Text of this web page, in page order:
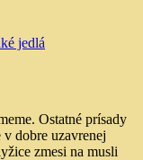
jedlá
Ostatné prísady
v dobre uzavrenej
zmesi na musli